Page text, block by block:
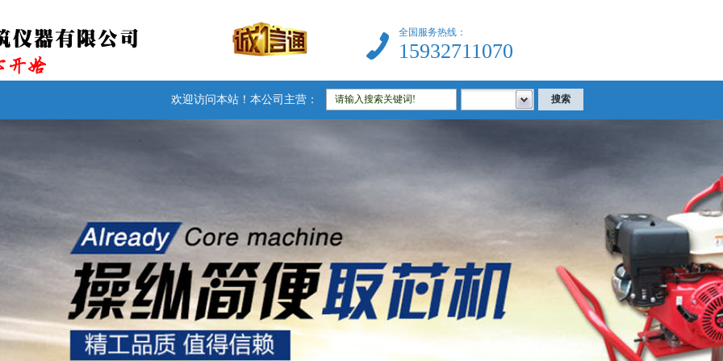
全国服务热线：
15932711070
欢迎访问本站！本公司主营：防水卷材检测仪器|建筑试验仪器|公路试验仪器|土工试验仪器|沥青试验仪器|混凝土